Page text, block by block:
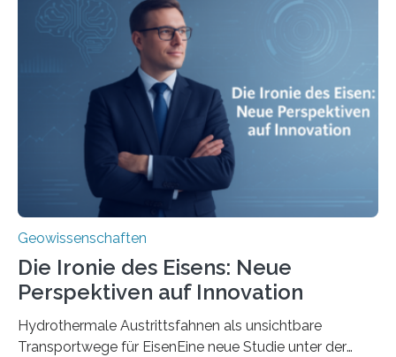
Geowissenschaften
Die Ironie des Eisens: Neue
Perspektiven auf Innovation
Hydrothermale Austrittsfahnen als unsichtbare
Transportwege für EisenEine neue Studie unter der